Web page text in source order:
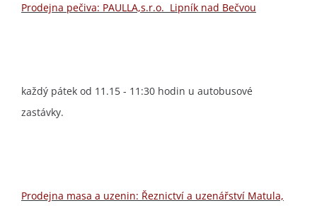
Prodejna pečiva: PAULLA,s.r.o. Lipník nad Bečvou
každý pátek od 11.15 - 11:30 hodin u autobusové
zastávky.
Prodejna masa a uzenin: Řeznictví a uzenářství Matula,